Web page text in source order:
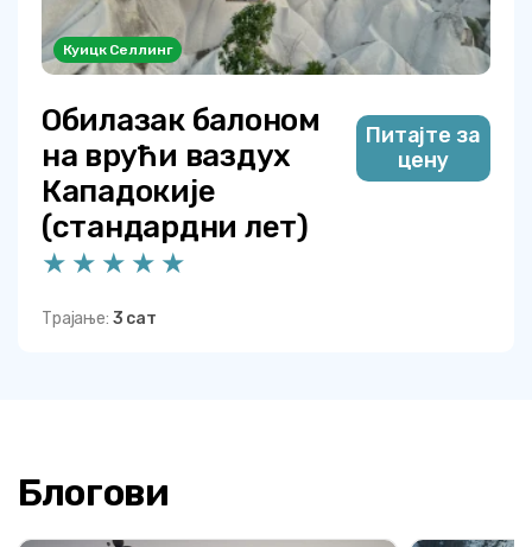
Куицк Селлинг
Обилазак балоном
на врући ваздух
Кападокије
(стандардни лет)
Питајте за
цену
Трајање: 3 сат
Блогови